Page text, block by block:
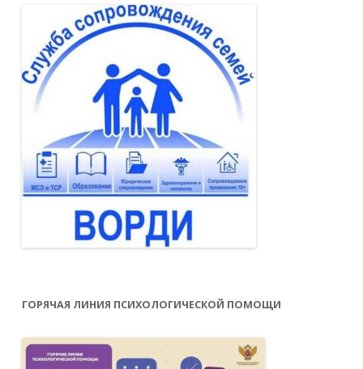
ГОРЯЧАЯ ЛИНИЯ ПСИХОЛОГИЧЕСКОЙ ПОМОЩИ